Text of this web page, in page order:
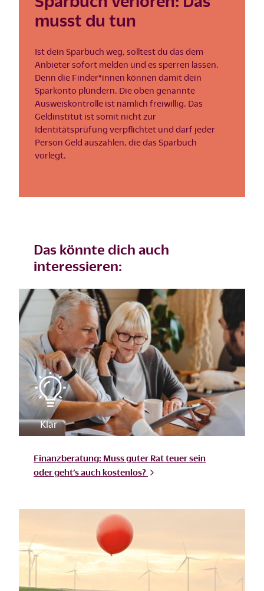
musst du tun
Ist dein Sparbuch weg, solltest du das dem
Anbieter sofort melden und es sperren lassen.
Denn die Finder*innen können damit dein
Sparkonto plündern. Die oben genannte
Ausweiskontrolle ist nämlich freiwillig. Das
Geldinstitut ist somit nicht zur
Identitätsprüfung verpflichtet und darf jeder
Person Geld auszahlen, die das Sparbuch
vorlegt.
Das könnte dich auch
interessieren:
Finanzberatung: Muss guter Rat teuer sein
oder geht’s auchkostenlos?